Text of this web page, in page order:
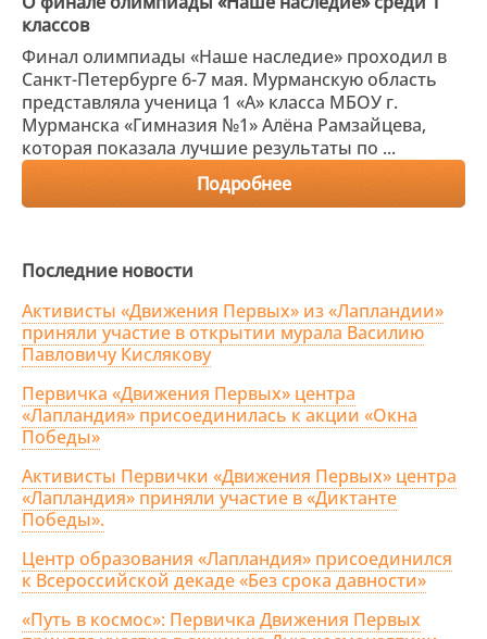
классов
Финал олимпиады «Наше наследие» проходил в
Санкт-Петербурге 6-7 мая. Мурманскую область
представляла ученица 1 «А» класса МБОУ г.
Мурманска «Гимназия №1» Алёна Рамзайцева,
которая показала лучшие результаты по ...
Подробнее
Последние новости
Активисты «Движения Первых» из «Лапландии»
приняли участие в открытии мурала Василию
Павловичу Кислякову
Первичка «Движения Первых» центра
«Лапландия» присоединилась к акции «Окна
Победы»
Активисты Первички «Движения Первых» центра
«Лапландия» приняли участие в «Диктанте
Победы».
Центр образования «Лапландия» присоединился
к Всероссийской декаде «Без срока давности»
«Путь в космос»: Первичка Движения Первых